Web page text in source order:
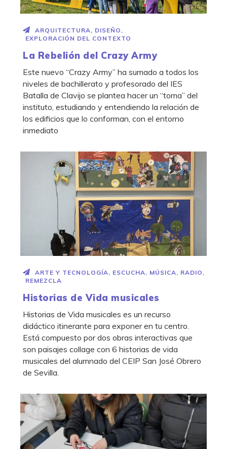
ARQUITECTURA, DISEÑO ,
EXPLORACIÓN DEL CONTEXTO
La Rebelión del Crazy Army
Este nuevo “Crazy Army” ha sumado a todos los
niveles de bachillerato y profesorado del IES
Batalla de Clavijo se plantea hacer un “toma” del
instituto, estudiando y entendiendo la relación de
los edificios que lo conforman, con el entorno
inmediato
ARTE Y TECNOLOGÍA, ESCUCHA, MÚSICA, RADIO ,
REMEZCLA
Historias de Vida musicales
Historias de Vida musicales es un recurso
didáctico itinerante para exponer en tu centro.
Está compuesto por dos obras interactivas que
son paisajes collage con 6 historias de vida
musicales del alumnado del CEIP San José Obrero
de Sevilla.